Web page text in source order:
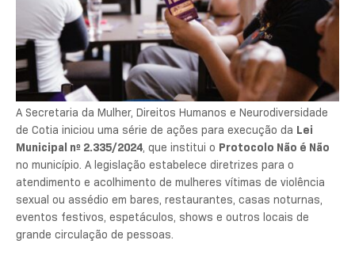
A Secretaria da Mulher, Direitos Humanos e Neurodiversidade
de Cotia iniciou uma série de ações para execução da Lei
Municipal nº 2.335/2024, que institui o Protocolo Não é Não
no município. A legislação estabelece diretrizes para o
atendimento e acolhimento de mulheres vítimas de violência
sexual ou assédio em bares, restaurantes, casas noturnas,
eventos festivos, espetáculos, shows e outros locais de
grande circulação de pessoas.